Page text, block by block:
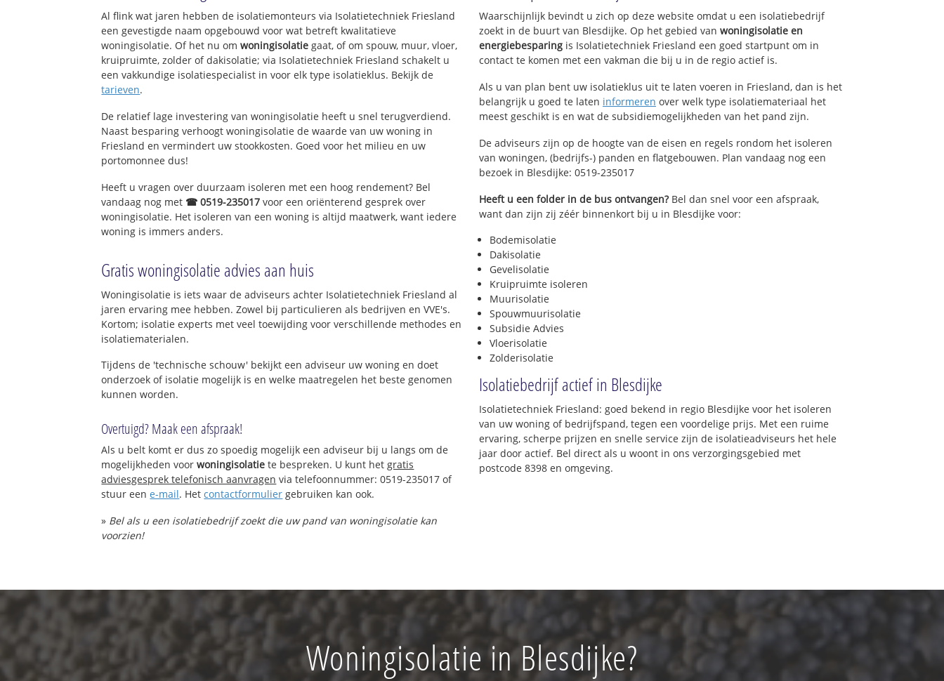
Peperga
Al flink wat jaren hebben de isolatiemonteurs via Isolatietechniek Friesland
een gevestigde naam opgebouwd voor wat betreft kwalitatieve
woningisolatie. Of het nu omwoningisolatie gaat, of om spouw, muur, vloer,
kruipruimte, zolder of dakisolatie; via Isolatietechniek Friesland schakelt u
een vakkundige isolatiespecialist in voor elk type isolatieklus. Bekijk de
tarieven.
De relatief lage investering van woningisolatie heeft u snel terugverdiend.
Naast besparing verhoogt woningisolatie de waarde van uw woning in
Friesland en vermindert uw stookkosten. Goed voor het milieu en uw
portomonnee dus!
Heeft u vragen over duurzaam isoleren met een hoog rendement? Bel
vandaag nog met ☎ 0519-235017 voor een oriënterend gesprek over
woningisolatie. Het isoleren van een woning is altijd maatwerk, want iedere
woning is immers anders.
Gratis woningisolatie advies aan huis
Woningisolatie is iets waar de adviseurs achter Isolatietechniek Friesland al
jaren ervaring mee hebben. Zowel bij particulieren als bedrijven en VVE's.
Kortom; isolatie experts met veel toewijding voor verschillende methodes en
isolatiematerialen.
Tijdens de 'technische schouw' bekijkt een adviseur uw woning en doet
onderzoek of isolatie mogelijk is en welke maatregelen het beste genomen
kunnen worden.
Overtuigd? Maak een afspraak!
Als u belt komt er dus zo spoedig mogelijk een adviseur bij u langs om de
mogelijkheden voorwoningisolatie te bespreken. U kunt hetgratis
adviesgesprek telefonisch aanvragen via telefoonnummer: 0519-235017 of
stuur eene-mail. Hetcontactformulier gebruiken kan ook.
» Bel als u een isolatiebedrijf zoekt die uw pand van woningisolatie kan
voorzien!
Waarschijnlijk bevindt u zich op deze website omdat u een isolatiebedrijf
zoekt in de buurt van Blesdijke. Op het gebied van woningisolatie en
energiebesparing is Isolatietechniek Friesland een goed startpunt om in
contact te komen met een vakman die bij u in de regio actief is.
Als u van plan bent uw isolatieklus uit te laten voeren in Friesland, dan is het
belangrijk u goed te laten informeren over welk type isolatiemateriaal het
meest geschikt is en wat de subsidiemogelijkheden van het pand zijn.
De adviseurs zijn op de hoogte van de eisen en regels rondom het isoleren
van woningen, (bedrijfs-) panden en flatgebouwen. Plan vandaag nog een
bezoek in Blesdijke: 0519-235017
Heeft u een folder in de bus ontvangen?Bel dan snel voor een afspraak,
want dan zijn zij zéér binnenkort bij u in Blesdijke voor:
Bodemisolatie
Dakisolatie
Gevelisolatie
Kruipruimte isoleren
Muurisolatie
Spouwmuurisolatie
Subsidie Advies
Vloerisolatie
Zolderisolatie
Isolatiebedrijf actief in Blesdijke
Isolatietechniek Friesland: goed bekend in regio Blesdijke voor het isoleren
van uw woning of bedrijfspand, tegen een voordelige prijs. Met een ruime
ervaring, scherpe prijzen en snelle service zijn de isolatieadviseurs het hele
jaar door actief. Bel direct als u woont in ons verzorgingsgebied met
postcode 8398 en omgeving.
Woningisolatie in Blesdijke?